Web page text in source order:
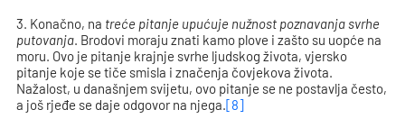
3. Konačno, na treće pitanje upućuje nužnost poznavanja svrhe
putovanja. Brodovi moraju znati kamo plove i zašto su uopće na
moru. Ovo je pitanje krajnje svrhe ljudskog života, vjersko
pitanje koje se tiče smisla i značenja čovjekova života.
Nažalost, u današnjem svijetu, ovo pitanje se ne postavlja često,
a još rjeđe se daje odgovor na njega.[8]